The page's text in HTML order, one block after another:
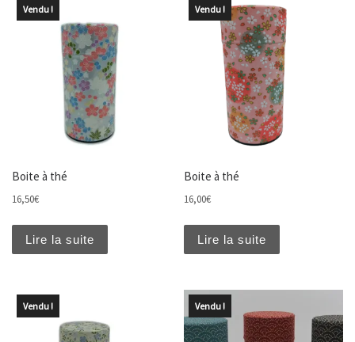
Vendu !
Boite à thé
16,50€
Lire la suite
Vendu !
Boite à thé
16,00€
Lire la suite
Vendu ! Vendu !